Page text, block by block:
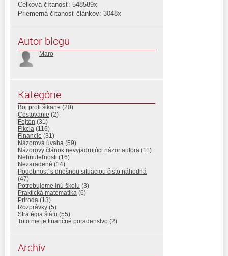
Celková čítanosť: 548589x
Priemerná čítanosť článkov: 3048x
Autor blogu
Maro
Kategórie
Boj proti šikane (20)
Cestovanie (2)
Fejtón (31)
Fikcia (116)
Financie (31)
Názorová úvaha (59)
Názorovy článok nevyjadrujúci názor autora (11)
Nehnuteľnosti (16)
Nezaradené (14)
Podobnosť s dnešnou situäciou čisto náhodná
(47)
Potrebujeme inú školu (3)
Praktická matematika (6)
Príroda (13)
Rozprávky (5)
Stratégia štátu (55)
Toto nie je finančné poradenstvo (2)
Archív